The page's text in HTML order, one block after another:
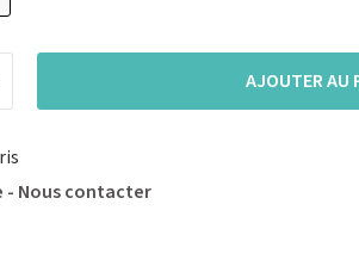
AJOUTER AU
- Nous contacter